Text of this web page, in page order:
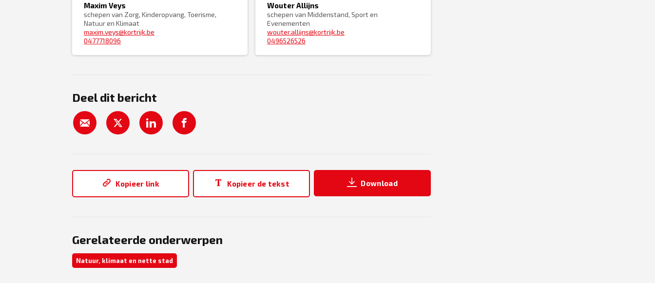
Maxim Veys
schepen van Zorg, Kinderopvang, Toerisme,
Natuur en Klimaat
maxim.veys@kortrijk.be
0477718096
Wouter Allijns
schepen van Middenstand, Sport en
Evenementen
wouter.allijns@kortrijk.be
0496526526
Deel dit bericht
Kopieer link Kopieer de tekst Download
Gerelateerde onderwerpen
Natuur, klimaat en nette stad